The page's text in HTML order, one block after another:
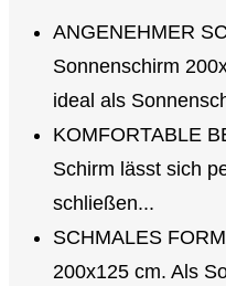
ANGENEHMER
Sonnenschirm
ideal als
KOMFORTABLE
Schirm lässt sich
schließen...
SCHMALES
200x125 cm. Als